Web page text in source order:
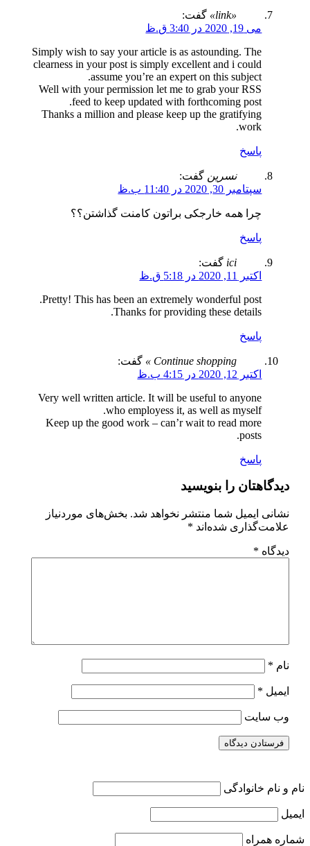
دموی سایت جزئیات سفارش سایت
سایت شرکتی آچار
دموی سایت
دموی سایت
سایت فروشگاهی کابل
دموی سایت جزئیات
«link»
گفت:
Simply wish to say your article is as astounding. The
clearness in your post is simply excellent and i could
assume you’re an expert on this subject.
Well with your permission let me to grab your RSS
feed to keep updated with forthcoming post.
Thanks a million and please keep up the gratifying
نسرین
گفت:
سپتامبر 30, 2020 در 11:40 ب.ظ
چرا همه خارجکی براتون کامنت گذاشتن؟؟
ici
گفت:
Pretty! This has been an extremely wonderful post.
Thanks for providing these details.
Continue shopping »
گفت:
Very well written article. It will be useful to anyone
who employess it, as well as myself.
Keep up the good work – can’r wait to read more
را بنویسید
ایمیل شما منتشر نخواهد شد. بخش‌های موردنیاز
شده‌اند *
خانوادگی